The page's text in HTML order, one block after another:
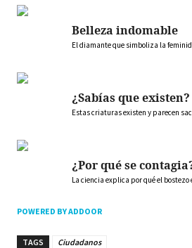
Belleza indomable
El diamante que simboliza la
¿Sabías que existen?
Estas criaturas existen y parecen
¿Por qué se
La ciencia explica por qué el bostezo
POWERED BY ADDOOR
TAGS Ciudadanos